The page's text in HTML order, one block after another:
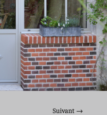
Suivant →